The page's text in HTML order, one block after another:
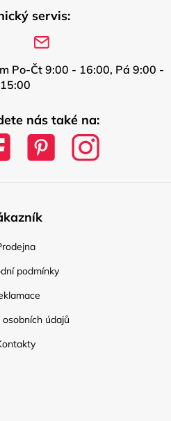
servis:
Po-Čt 9:00 - 16:00, Pá 9:00 -
15:00
nás také na:
podmínky
osobních údajů